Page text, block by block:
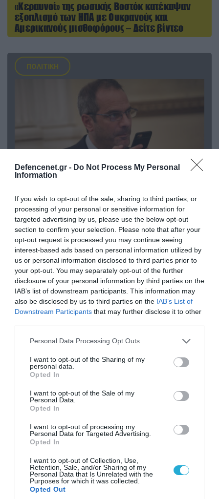
Defencenet.gr - Do Not Process My Personal
Information
If you wish to opt-out of the sale, sharing to third parties, or
processing of your personal or sensitive information for
targeted advertising by us, please use the below opt-out
section to confirm your selection. Please note that after your
opt-out request is processed you may continue seeing
interest-based ads based on personal information utilized by
us or personal information disclosed to third parties prior to
your opt-out. You may separately opt-out of the further
disclosure of your personal information by third parties on the
IAB’s list of downstream participants. This information may
also be disclosed by us to third parties on the IAB’s List of
Downstream Participants that may further disclose it to other
Please note that this website/app uses one or more Google
not limited to your visit or usage behaviour. You may click to
grant or deny consent to Google and its third-party tags to
use your data for below specified purposes in below Google
consent section.
Personal Data Processing Opt Outs
I want to opt-out of the Sharing of my
personal data.
Opted In
I want to opt-out of the Sale of my
Personal Data.
Opted In
I want to opt-out of processing my
Personal Data for Targeted Advertising.
Opted In
I want to opt-out of Collection, Use,
Retention, Sale, and/or Sharing of my
Personal Data that Is Unrelated with the
Purposes for which it was collected.
Opted Out
«Κεραυνοί» της ρωσικής Βοστόκ κατέκαψαν
εξοπλισμό των ΗΠΑ με Ουκρανούς και
Αμερικανούς μισθοφόρους – Δείτε βίντεο
ΠΟΛΙΤΙΚΗ
07.08.2026 | 20:02
Ο Γιάννης Αλαφούζος «τέλειωσε» τον
Κωνσταντίνο Ζούλα από τον ΣΚΑΪ – Ο λόγος της
απομάκρυνσής του
06.08.2026 | 14:02
Αθήνα: Απομακρύνθηκαν παράνομα
αντικείμενα από κοινόχρηστους χώρους